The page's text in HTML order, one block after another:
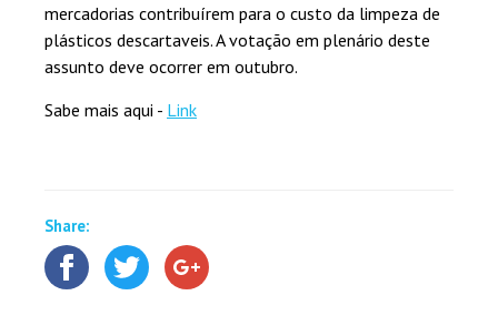
mercadorias contribuírem para o custo da limpeza de
plásticos descartaveis. A votação em plenário deste
assunto deve ocorrer em outubro.
Sabe mais aqui - Link
Share: